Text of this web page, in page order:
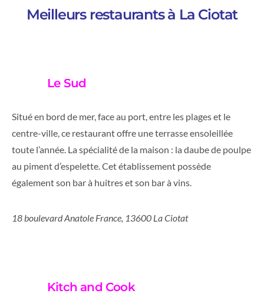
Meilleurs restaurants à La Ciotat
Le Sud
Situé en bord de mer, face au port, entre les plages et le
centre-ville, ce restaurant offre une terrasse ensoleillée
toute l’année. La spécialité de la maison : la daube de poulpe
au piment d’espelette. Cet établissement possède
également son bar à huitres et son bar à vins.
18 boulevard Anatole France, 13600 La Ciotat
Kitch and Cook